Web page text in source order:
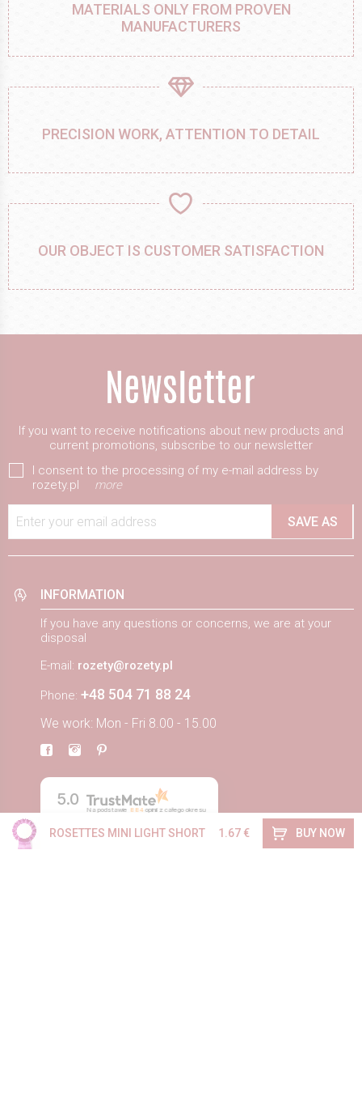
ROSETTES MINI LIGHT SHORT 1.67 € BUY NOW
MATERIALS ONLY FROM PROVEN
MANUFACTURERS
PRECISION WORK, ATTENTION TO DETAIL
OUR OBJECT IS CUSTOMER SATISFACTION
If you want to receive notifications about new products and
current promotions, subscribe to our newsletter
I consent to the processing of my e-mail address by
rozety.pl
more
Enter your email address SAVE AS
INFORMATION
If you have any questions or concerns, we are at your
disposal
E-mail: rozety@rozety.pl
Phone: +48 504 71 88 24
We work: Mon - Fri 8.00 - 15.00
5.0
Na podstawie 884opinii z całego okresu